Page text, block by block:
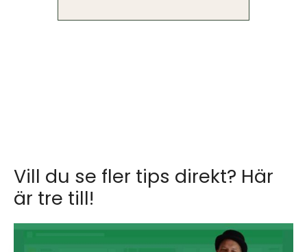
Vill du se fler tips direkt? Här
är tre till!